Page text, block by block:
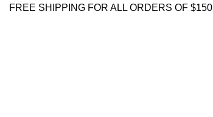
FREE SHIPPING FOR ALL ORDERS OF $150